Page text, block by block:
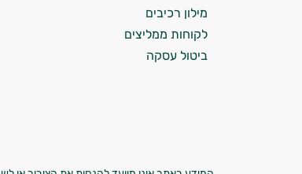
מילון רכיבים
לקוחות ממליצים
ביטול עסקה